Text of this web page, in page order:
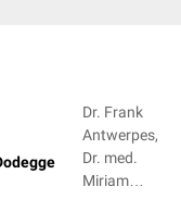
Dr. Frank
Antwerpes,
Dr. med.
Miriam